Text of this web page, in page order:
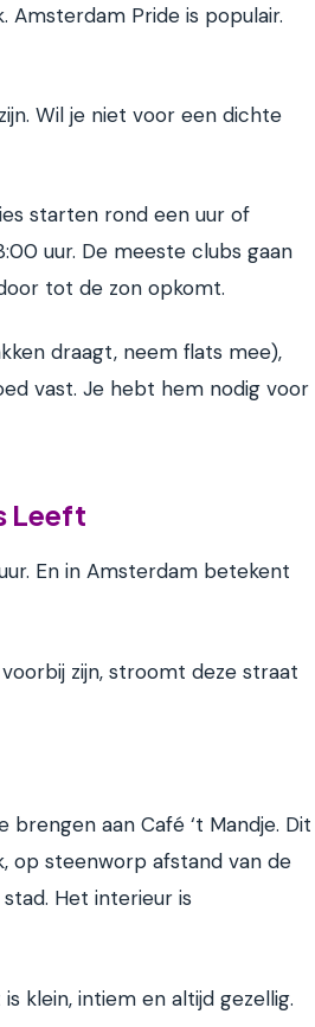
Amsterdam Pride is populair.
Wil je niet voor een dichte
starten rond een uur of
uur. De meeste clubs gaan
tot de zon opkomt.
draagt, neem flats mee),
vast. Je hebt hem nodig voor
Leeft
En in Amsterdam betekent
zijn, stroomt deze straat
aan Café ‘t Mandje. Dit
op steenworp afstand van de
Het interieur is
klein, intiem en altijd gezellig.